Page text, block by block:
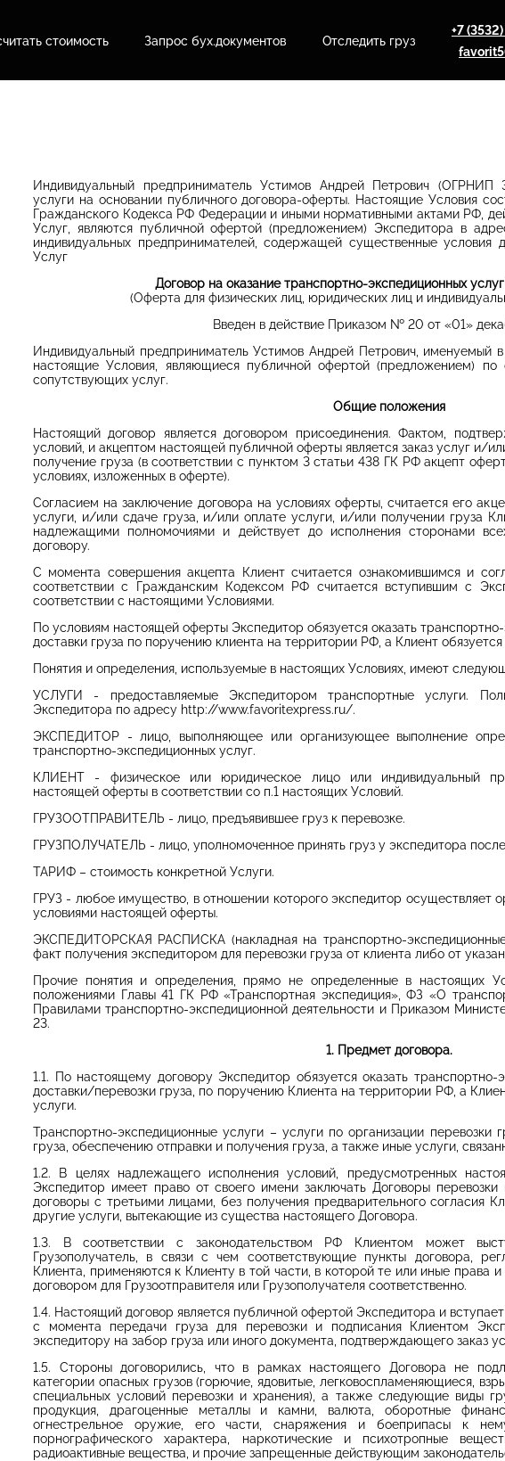
стоимость Запрос бух.документов Отследить груз
+7
Индивидуальный предприниматель Устимов Андрей Петрович (ОГРНИП
услуги на основании публичного договора-оферты. Настоящие Условия
Гражданского Кодекса РФ Федерации и иными нормативными актами РФ,
Услуг, являются публичной офертой (предложением) Экспедитора в
индивидуальных предпринимателей, содержащей существенные условия
Услуг
Договор на оказание транспортно-экспедиционных
(Оферта для физических лиц, юридических лиц и
Введен в действие Приказом № 20 от «01»
Индивидуальный предприниматель Устимов Андрей Петрович, именуемый
настоящие Условия, являющиеся публичной офертой (предложением)
сопутствующих услуг.
Общие положения
Настоящий договор является договором присоединения. Фактом,
условий, и акцептом настоящей публичной оферты является заказ услуг и/
получение груза (в соответствии с пунктом 3 статьи 438 ГК РФ акцепт
условиях, изложенных в оферте).
Согласием на заключение договора на условиях оферты, считается его
услуги, и/или сдаче груза, и/или оплате услуги, и/или получении груза
надлежащими полномочиями и действует до исполнения сторонами
договору.
С момента совершения акцепта Клиент считается ознакомившимся и
соответствии с Гражданским Кодексом РФ считается вступившим с
соответствии с настоящими Условиями.
По условиям настоящей оферты Экспедитор обязуется оказать
доставки груза по поручению клиента на территории РФ, а Клиент
Понятия и определения, используемые в настоящих Условиях, имеют
УСЛУГИ - предоставляемые Экспедитором транспортные услуги.
Экспедитора по адресу http://www.favoritexpress.ru/.
ЭКСПЕДИТОР - лицо, выполняющее или организующее выполнение
транспортно-экспедиционных услуг.
КЛИЕНТ - физическое или юридическое лицо или индивидуальный
настоящей оферты в соответствии со п.1 настоящих Условий.
ГРУЗООТПРАВИТЕЛЬ - лицо, предъявившее груз к перевозке.
ГРУЗПОЛУЧАТЕЛЬ - лицо, уполномоченное принять груз у экспедитора после
ТАРИФ – стоимость конкретной Услуги.
ГРУЗ - любое имущество, в отношении которого экспедитор осуществляет
условиями настоящей оферты.
ЭКСПЕДИТОРСКАЯ РАСПИСКА (накладная на транспортно-
факт получения экспедитором для перевозки груза от клиента либо от
Прочие понятия и определения, прямо не определенные в настоящих
положениями Главы 41 ГК РФ «Транспортная экспедиция», ФЗ «О
Правилами транспортно-экспедиционной деятельности и Приказом
23.
1. Предмет договора.
1.1. По настоящему договору Экспедитор обязуется оказать транспортно-
доставки/перевозки груза, по поручению Клиента на территории РФ, а
услуги.
Транспортно-экспедиционные услуги – услуги по организации перевозки
груза, обеспечению отправки и получения груза, а также иные услуги,
1.2. В целях надлежащего исполнения условий, предусмотренных
Экспедитор имеет право от своего имени заключать Договоры
договоры с третьими лицами, без получения предварительного согласия
другие услуги, вытекающие из существа настоящего Договора.
1.3. В соответствии с законодательством РФ Клиентом может
Грузополучатель, в связи с чем соответствующие пункты договора,
Клиента, применяются к Клиенту в той части, в которой те или иные права
договором для Грузоотправителя или Грузополучателя соответственно.
1.4. Настоящий договор является публичной офертой Экспедитора и
с момента передачи груза для перевозки и подписания Клиентом
экспедитору на забор груза или иного документа, подтверждающего заказ
1.5. Стороны договорились, что в рамках настоящего Договора не
категории опасных грузов (горючие, ядовитые, легковоспламеняющиеся,
специальных условий перевозки и хранения), а также следующие виды
продукция, драгоценные металлы и камни, валюта, оборотные
огнестрельное оружие, его части, снаряжения и боеприпасы к
порнографического характера, наркотические и психотропные
радиоактивные вещества, и прочие запрещенные действующим